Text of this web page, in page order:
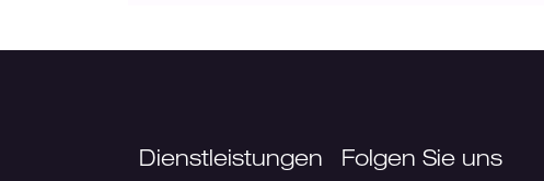
Dienstleistungen Folgen Sie uns